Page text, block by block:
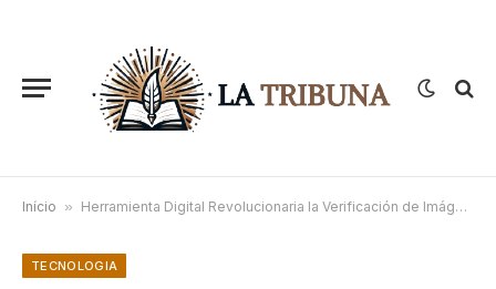
Início » Herramienta Digital Revolucionaria la Verificación de Imágenes en
TECNOLOGIA